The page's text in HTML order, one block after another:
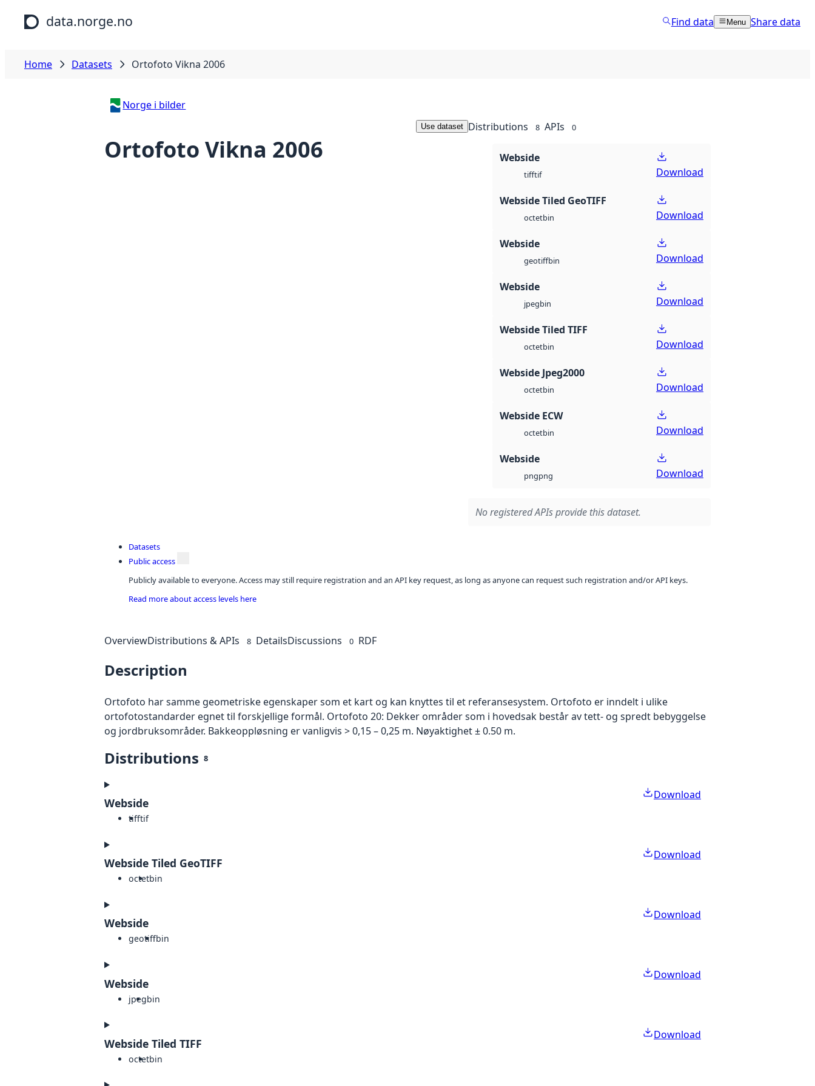
Skip to main content
data.norge.no Find data Menu Share data
Home Datasets Ortofoto Vikna 2006
Norge i bilder
Ortofoto Vikna 2006
Use dataset Distributions 8 APIs 0
Webside
tifftif Download
Webside Tiled GeoTIFF
octetbin Download
Webside
geotiffbin Download
Webside
jpegbin Download
Webside Tiled TIFF
octetbin Download
Webside Jpeg2000
octetbin Download
Webside ECW
octetbin Download
Webside
pngpng Download
No registered APIs provide this dataset.
Datasets
Public access
Publicly available to everyone. Access may still require registration and an API key request, as long as anyone can request such registration and/or API keys.
Read more about access levels here
OverviewDistributions & APIs 8 DetailsDiscussions 0 RDF
Description
Ortofoto har samme geometriske egenskaper som et kart og kan knyttes til et referansesystem. Ortofoto er inndelt i ulike
ortofotostandarder egnet til forskjellige formål. Ortofoto 20: Dekker områder som i hovedsak består av tett- og spredt bebyggelse
og jordbruksområder. Bakkeoppløsning er vanligvis > 0,15 – 0,25 m. Nøyaktighet ± 0.50 m.
Distributions 8
Webside
tifftif
Download
Webside Tiled GeoTIFF
octetbin
Download
Webside
geotiffbin
Download
Webside
jpegbin
Download
Webside Tiled TIFF
octetbin
Download